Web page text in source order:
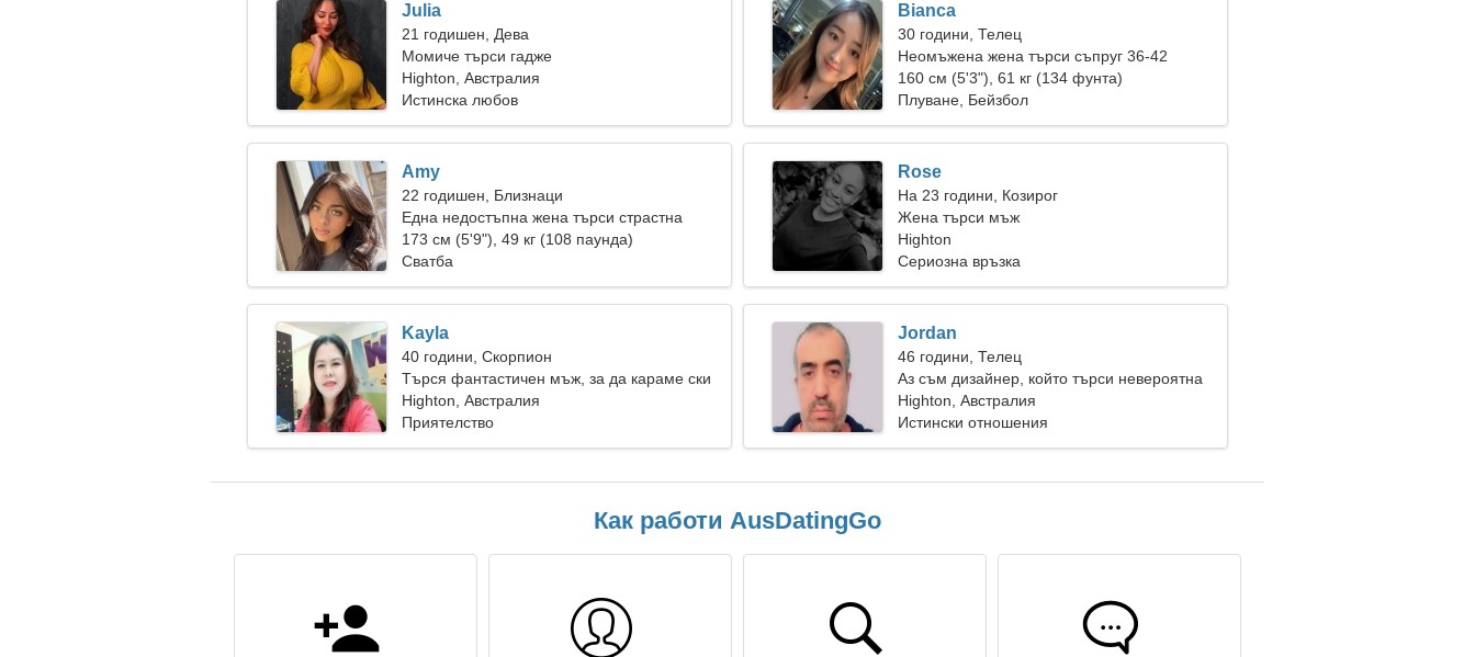
Julia
21 годишен, Дева
Момиче търси гадже
Highton, Австралия
Истинска любов
Bianca
30 години, Телец
Неомъжена жена търси съпруг 36-42
160 см (5'3"), 61 кг (134 фунта)
Плуване, Бейзбол
Amy
22 годишен, Близнаци
Една недостъпна жена търси страстна
връзка
173 см (5'9"), 49 кг (108 паунда)
Сватба
Rose
На 23 години, Козирог
Жена търси мъж
Highton
Сериозна връзка
Kayla
40 години, Скорпион
Търся фантастичен мъж, за да караме ски
заедно
Highton, Австралия
Приятелство
Jordan
46 години, Телец
Аз съм дизайнер, който търси невероятна
жена
Highton, Австралия
Истински отношения
Как работи AusDatingGo